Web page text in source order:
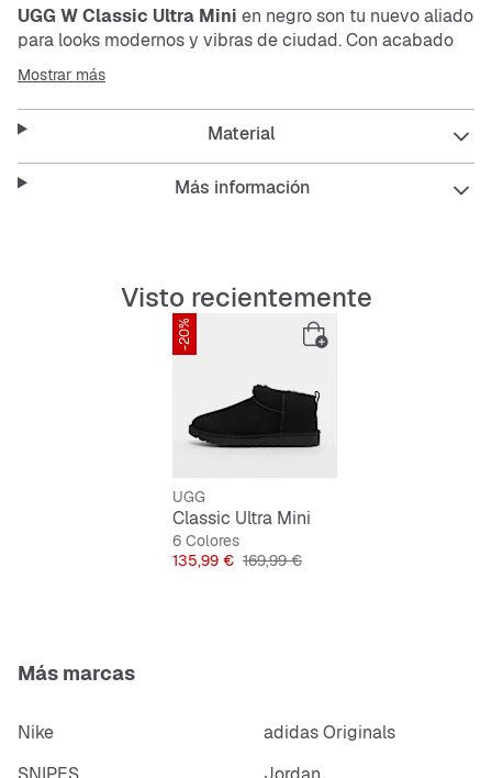
UGG W Classic Ultra Mini en negro son tu nuevo aliado
para looks modernos y vibras de ciudad. Con acabado
de cuero, corte hasta el tobillo y función repelente al
agua, estarás listo para cualquier día, ya llueva o haga
sol.
Estas botas combinan comodidad y estilo para que
Plantilla cómoda y amortiguadora para confort
Suela exterior resistente y antideslizante para un
Calor aislante y repelente al agua, ideal para
aventuras urbanas
Mostrar más
Material
Más información
Visto recientemente
-20%
UGG
Classic Ultra Mini
6 Colores
Precio
135,99 € Precio original
169,99 €
Más marcas
Nike
adidas Originals